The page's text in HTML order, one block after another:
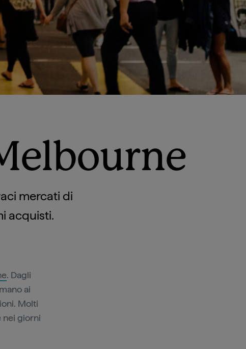
mercati di
acquisti.
. Dagli
ai
Molti
nei giorni